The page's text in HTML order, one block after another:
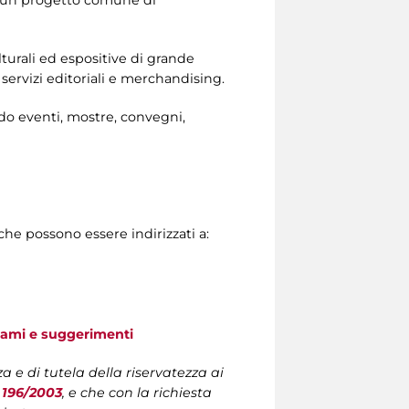
ed espositive di grande
editoriali e merchandising.
eventi, mostre, convegni,
possono essere indirizzati a:
e suggerimenti
e di tutela della riservatezza ai
2003, e che con la richiesta